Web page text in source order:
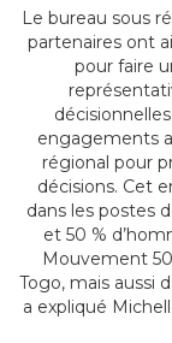
Le bureau sous
partenaires ont
pour faire
engagements
régional pour
décisions. Cet
dans les postes
et 50 %
Mouvement
Togo, mais aussi
a expliqué